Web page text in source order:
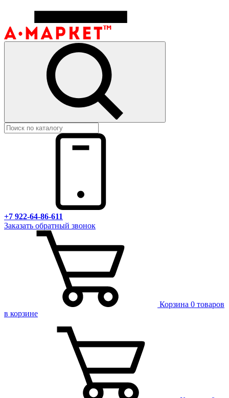
+7 922-64-86-611
Заказать обратный звонок
Корзина 0 товаров
в корзине